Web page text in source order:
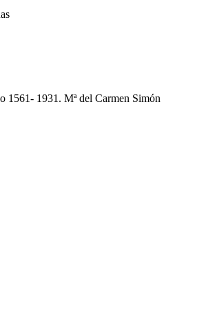
1561- 1931. Mª del Carmen Simón